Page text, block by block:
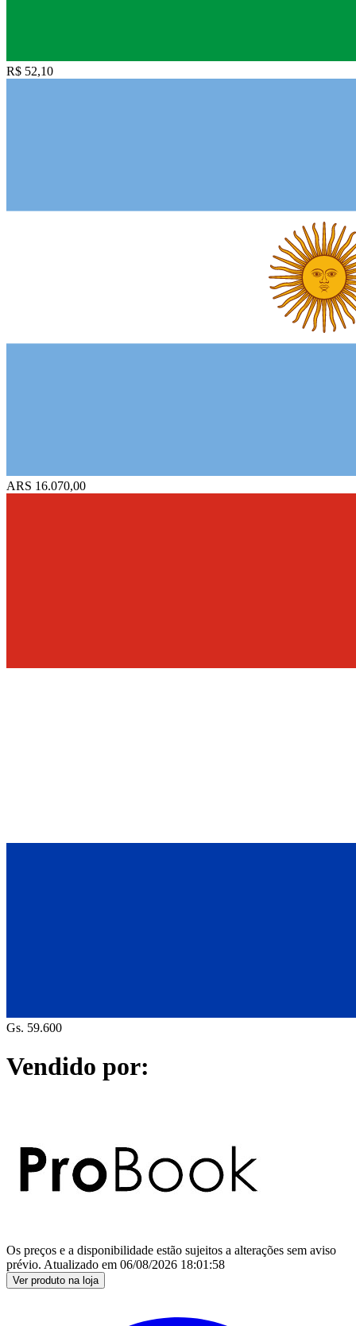
R$ 52,10
ARS 16.070,00
Gs. 59.600
Vendido por:
Os preços e a disponibilidade estão sujeitos a alterações sem aviso
prévio. Atualizado em 06/08/2026 18:01:58
Ver produto na loja